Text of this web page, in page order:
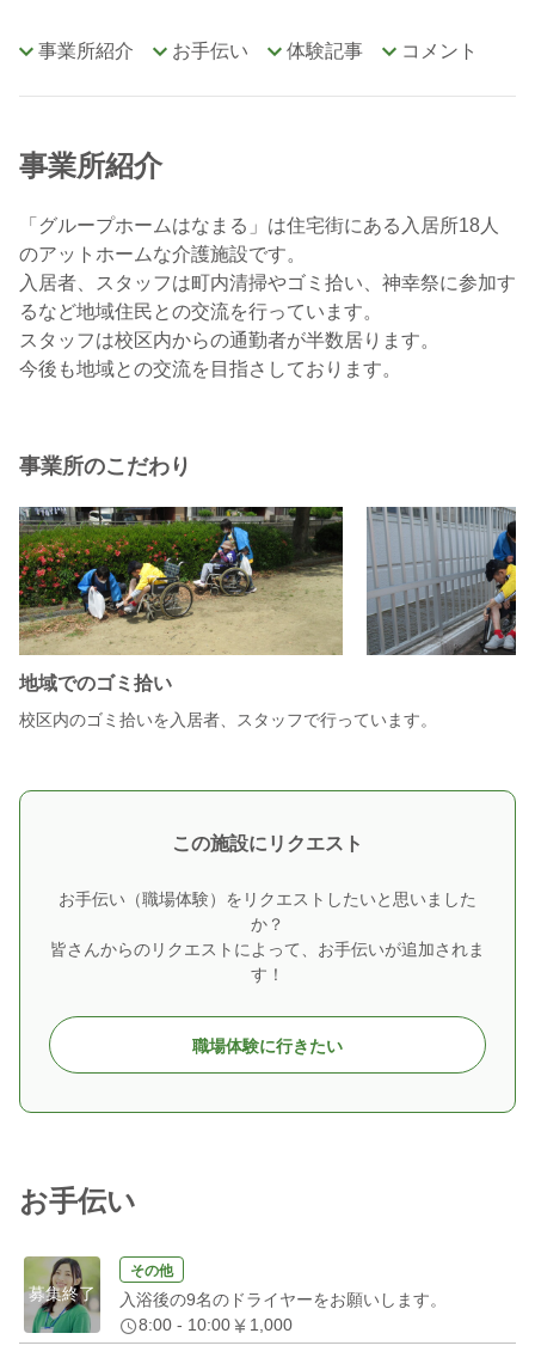
事業所紹介 お手伝い 体験記事 コメント
事業所紹介
「グループホームはなまる」は住宅街にある入居所18人
のアットホームな介護施設です。
入居者、スタッフは町内清掃やゴミ拾い、神幸祭に参加す
るなど地域住民との交流を行っています。
スタッフは校区内からの通勤者が半数居ります。
今後も地域との交流を目指さしております。
事業所のこだわり
地域でのゴミ拾い
校区内のゴミ拾いを入居者、スタッフで行っています。
この施設にリクエスト
お手伝い（職場体験）をリクエストしたいと思いました
か？
皆さんからのリクエストによって、お手伝いが追加されま
す！
職場体験に行きたい
お手伝い
募集終了
その他
入浴後の9名のドライヤーをお願いします。
8:00 - 10:00
1,000